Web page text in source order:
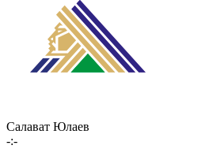
Салават Юлаев
-:-